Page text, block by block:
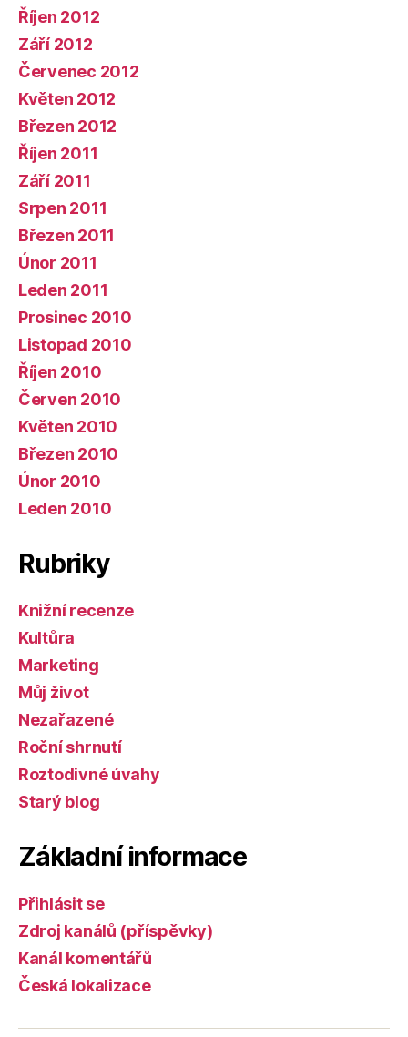
Říjen 2012
Září 2012
Červenec 2012
Květen 2012
Březen 2012
Říjen 2011
Září 2011
Srpen 2011
Březen 2011
Únor 2011
Leden 2011
Prosinec 2010
Listopad 2010
Říjen 2010
Červen 2010
Květen 2010
Březen 2010
Únor 2010
Leden 2010
Rubriky
Knižní recenze
Kultůra
Marketing
Můj život
Nezařazené
Roční shrnutí
Roztodivné úvahy
Starý blog
Základní informace
Přihlásit se
Zdroj kanálů (příspěvky)
Kanál komentářů
Česká lokalizace